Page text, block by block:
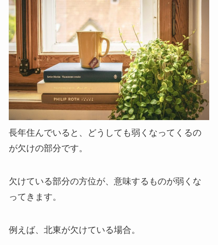
長年住んでいると、どうしても弱くなってくるの
が欠けの部分です。
欠けている部分の方位が、意味するものが弱くな
ってきます。
例えば、北東が欠けている場合。